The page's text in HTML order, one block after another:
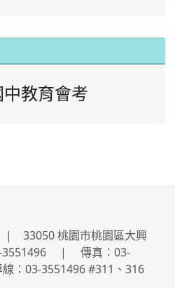
教育會考
| 33050 桃園市桃園區大興
| 傳真：03-
：03-3551496 #311、316